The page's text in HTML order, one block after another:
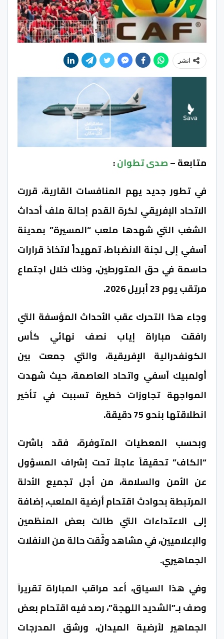
انشر
متابعة –صدى تطوان:
في تطور جديد يهم المنافسات القارية، قررت
الاتحاد الإفريقي لكرة القدم إحالة ملف أحداث
الشغب التي شهدها ملعب “المسيرة” بمدينة
آسفي إلى لجنة الانضباط، تمهيداً لاتخاذ قرارات
حاسمة في حق المتورطين، وذلك خلال اجتماع
مرتقب يوم 23 أبريل 2026.
وجاء هذا التحرك عقب الأحداث المؤسفة التي
رافقت مباراة إياب نصف نهائي كأس
الكونفدرالية الإفريقية، والتي جمعت بين
أولمبيك آسفي واتحاد العاصمة، حيث شهدت
المواجهة تجاوزات خطيرة تسببت في تأخير
انطلاقتها بنحو 75 دقيقة.
وبحسب المعطيات المتوفرة، فقد باشرت
“الكاف” تحقيقاً عاجلاً تحت إشراف المسؤول
عن الأمن والسلامة، من أجل تجميع الأدلة
المرتبطة بحوادث اقتحام أرضية الملعب، إضافة
إلى الاعتداءات التي طالت بعض المنظمين
والإعلاميين، في مشاهد وثّقت حالة من الانفلات
الجماهيري.
وفي هذا السياق، أعد مراقب المباراة تقريراً
وصف بـ”الشديد اللهجة”، رصد فيه اقتحام بعض
الجماهير لأرضية الميدان، ورشق المدرجات